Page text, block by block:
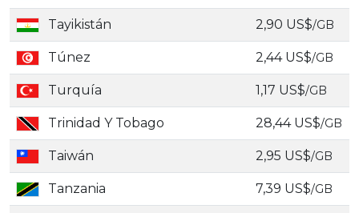
Tayikistán 2,90 US$/GB
Túnez 2,44 US$/GB
Turquía 1,17 US$/GB
Trinidad Y Tobago 28,44 US$/GB
Taiwán 2,95 US$/GB
Tanzania 7,39 US$/GB